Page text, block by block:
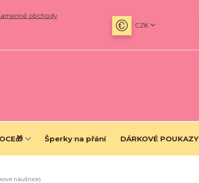
obchody
CZK
Šperky na přání DÁRKOVÉ POUKAZY
náušnice)